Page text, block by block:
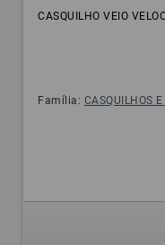
CASQUILHO VEIO
Família: CASQUILHOS